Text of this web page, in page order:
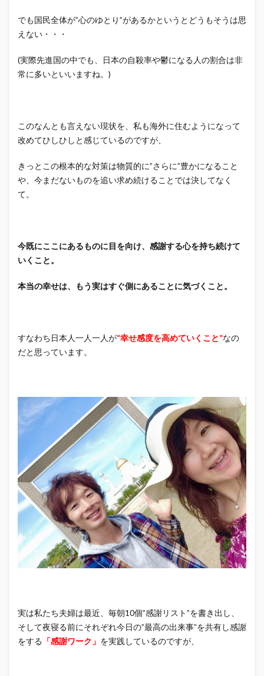
でも国民全体が”心のゆとり”があるかというとどうもそうは思
えない・・・
(実際先進国の中でも、日本の自殺率や鬱になる人の割合は非
常に多いといいますね。)
このなんとも言えない現状を、私も海外に住むようになって
改めてひしひしと感じているのですが、
きっとこの根本的な対策は物質的に”さらに”豊かになること
や、今まだないものを追い求め続けることでは決してなく
て。
今既にここにあるものに目を向け、感謝する心を持ち続けて
いくこと。
本当の幸せは、もう実はすぐ側にあることに気づくこと。
すなわち日本人一人一人が“幸せ感度を高めていくこと”なの
だと思っています。
実は私たち夫婦は最近、毎朝10個”感謝リスト”を書き出し、
そして夜寝る前にそれぞれ今日の”最高の出来事”を共有し感謝
をする 「感謝ワーク」 を実践しているのですが、